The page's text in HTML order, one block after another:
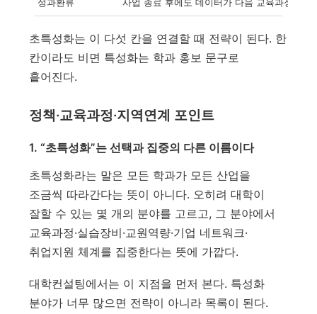
초특성화는 이 다섯 칸을 연결할 때 전략이 된다. 한
칸이라도 비면 특성화는 학과 홍보 문구로
흩어진다.
정책·교육과정·지역연계 포인트
1. “초특성화”는 선택과 집중의 다른 이름이다
초특성화라는 말은 모든 학과가 모든 산업을
조금씩 따라간다는 뜻이 아니다. 오히려 대학이
잘할 수 있는 몇 개의 분야를 고르고, 그 분야에서
교육과정·실습장비·교원역량·기업 네트워크·
취업지원 체계를 집중한다는 뜻에 가깝다.
대학컨설팅에서는 이 지점을 먼저 본다. 특성화
분야가 너무 많으면 전략이 아니라 목록이 된다.